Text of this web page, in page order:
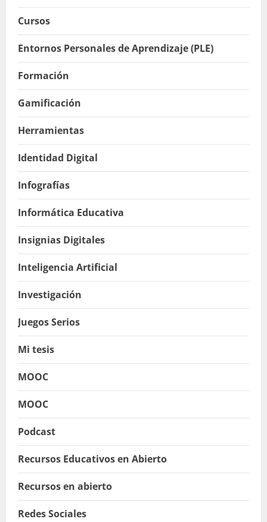
Cursos
Entornos Personales de Aprendizaje (PLE)
Formación
Gamificación
Herramientas
Identidad Digital
Infografías
Informática Educativa
Insignias Digitales
Inteligencia Artificial
Investigación
Juegos Serios
Mi tesis
MOOC
MOOC
Podcast
Recursos Educativos en Abierto
Recursos en abierto
Redes Sociales